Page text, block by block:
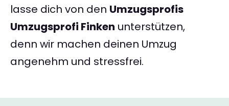
lasse dich von den Umzugsprofis
Umzugsprofi Finken unterstützen,
denn wir machen deinen Umzug
angenehm und stressfrei.